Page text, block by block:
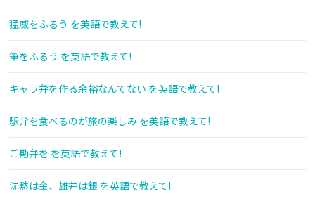
猛威をふるう を英語で教えて!
筆をふるう を英語で教えて!
キャラ弁を作る余裕なんてない を英語で教えて!
駅弁を食べるのが旅の楽しみ を英語で教えて!
ご勘弁を を英語で教えて!
沈黙は金、雄弁は銀 を英語で教えて!